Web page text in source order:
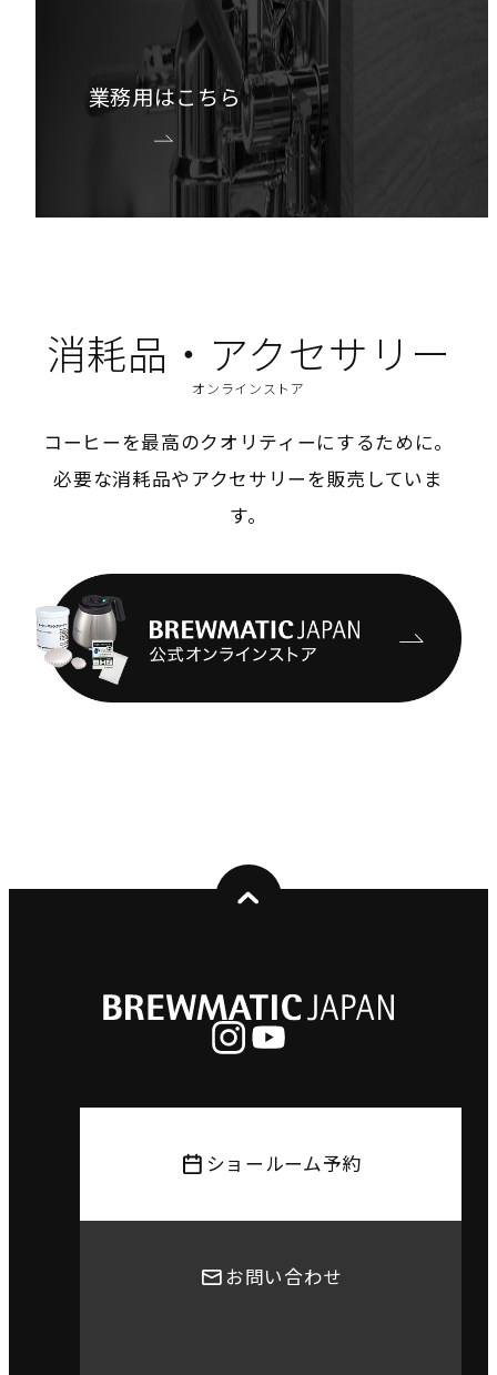
業務用はこちら
消耗品・アクセサリー
オンラインストア
コーヒーを最高のクオリティーにするために。
必要な消耗品やアクセサリーを販売していま
す。
ショールーム予約
お問い合わせ